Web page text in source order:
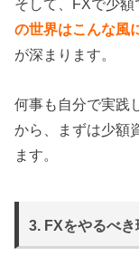
そして、FXで少
の世界はこんな風
が深まります。
何事も自分で実践
から、まずは少額
ます。
3. FXをやるべ